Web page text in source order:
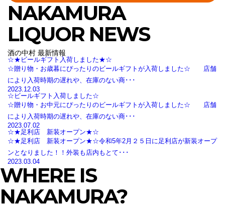
NAKAMURA
LIQUOR NEWS
酒の中村 最新情報
☆★ビールギフト入荷しました★☆
☆贈り物・お歳暮にぴったりのビールギフトが入荷しました☆ 店舗
により入荷時期の遅れや、在庫のない商･･･
2023.12.03
☆ビールギフト入荷しました☆
☆贈り物・お中元にぴったりのビールギフトが入荷しました☆ 店舗
により入荷時期の遅れや、在庫のない商･･･
2023.07.02
☆★足利店 新装オープン★☆
☆★足利店 新装オープン★☆令和5年2月２５日に足利店が新装オープ
ンとなりました！！外装も店内もとて･･･
2023.03.04
WHERE IS
NAKAMURA?